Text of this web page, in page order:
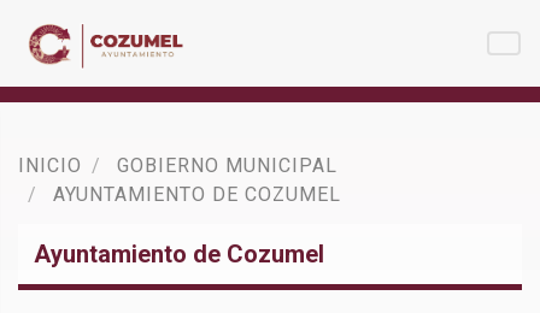
INICIO
GOBIERNO MUNICIPAL
AYUNTAMIENTO DE COZUMEL
Ayuntamiento de Cozumel